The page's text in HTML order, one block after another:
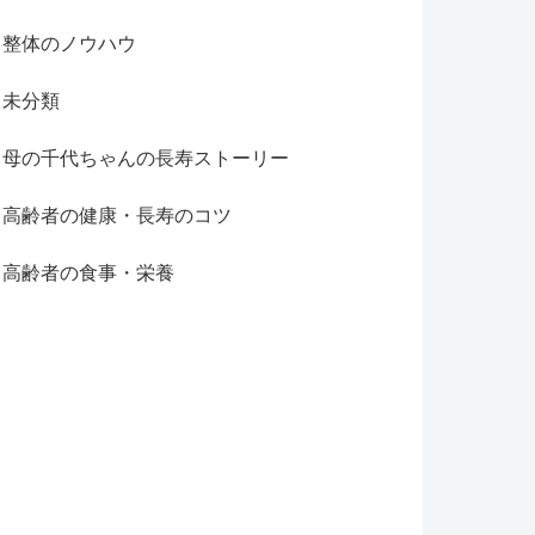
整体のノウハウ
未分類
母の千代ちゃんの長寿ストーリー
高齢者の健康・長寿のコツ
高齢者の食事・栄養